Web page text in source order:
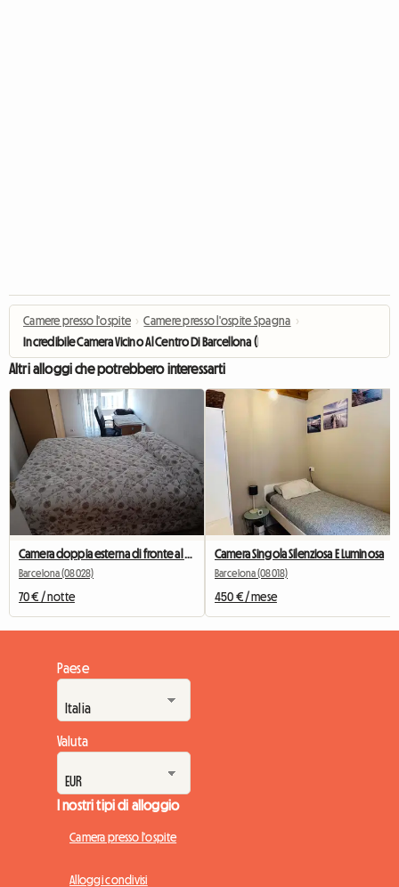
Camere presso l'ospite › Camere presso l'ospite Spagna ›
Incredibile Camera Vicino Al Centro Di Barcellona (RH27-R4)
Altri alloggi che potrebbero interessarti
Barcelona (08028)
70 € / notte
Camera Singola Silenziosa E Luminosa
Barcelona (08018)
450 € / mese
Paese
Valuta
I nostri tipi di alloggio
Camera presso l'ospite
Alloggi condivisi